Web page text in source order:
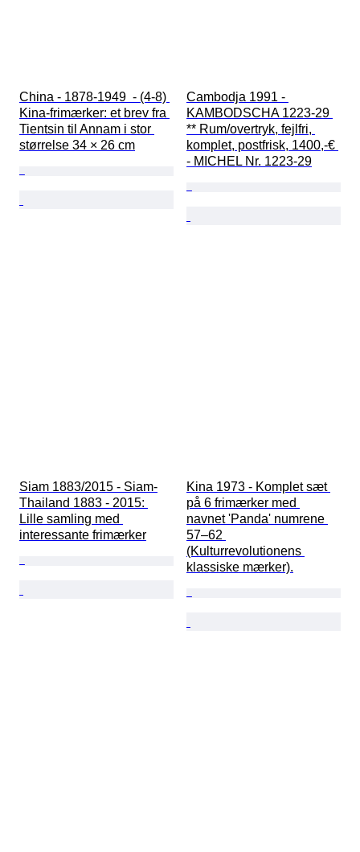
China - 1878-1949  - (4-8)
Kina-frimærker: et brev fra
Tientsin til Annam i stor
størrelse 34 × 26 cm
Cambodja 1991 -
KAMBODSCHA 1223-29
** Rum/overtryk, fejlfri,
komplet, postfrisk, 1400,-€
- MICHEL Nr. 1223-29
Siam 1883/2015 - Siam-
Thailand 1883 - 2015:
Lille samling med
interessante frimærker
Kina 1973 - Komplet sæt
på 6 frimærker med
navnet 'Panda' numrene
57–62
(Kulturrevolutionens
klassiske mærker).